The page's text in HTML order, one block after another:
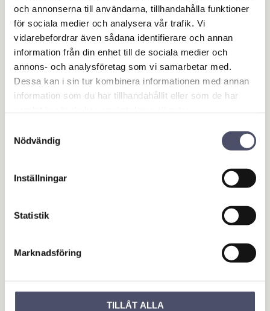
och annonserna till användarna, tillhandahålla funktioner
för sociala medier och analysera vår trafik. Vi
vidarebefordrar även sådana identifierare och annan
information från din enhet till de sociala medier och
annons- och analysföretag som vi samarbetar med.
Dessa kan i sin tur kombinera informationen med annan
information som du har tillhandahållit eller som de har
Nödvändig
Inställningar
Statistik
Marknadsföring
TILLÅT ALLA
Omdömen
Du
Bli den första att lämna ett omdöme.
OUTLET - REA
Släpvagn & Trailer
Verkstad & Industri